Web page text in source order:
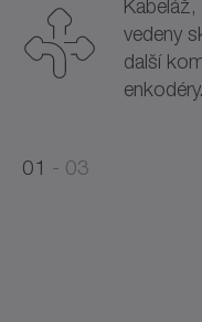
vedeny
další
enkodéry.
01
03